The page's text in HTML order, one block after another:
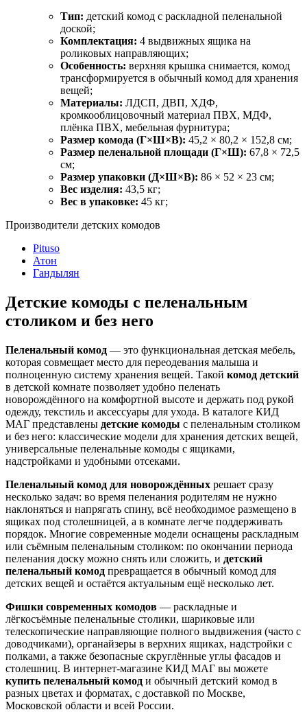
Тип: детский комод с раскладной пеленальной
доской;
Комплектация: 4 выдвижных ящика на
роликовых направляющих;
Особенность: верхняя крышка снимается, комод
трансформируется в обычный комод для хранения
вещей;
Материалы: ЛДСП, ДВП, ХДФ,
кромкооблицовочный материал ПВХ, МДФ,
плёнка ПВХ, мебельная фурнитура;
Размер комода (Г×Ш×В): 45,2 × 80,2 × 152,8 см;
Размер пеленальной площади (Г×Ш): 67,8 × 72,5
см;
Размер упаковки (Д×Ш×В): 86 × 52 × 23 см;
Вес изделия: 43,5 кг;
Вес в упаковке: 45 кг;
Производители детских комодов
Pituso
Атон
Гандылян
Детские комоды с пеленальным
столиком и без него
Пеленальный комод — это функциональная детская мебель,
которая совмещает место для переодевания малыша и
полноценную систему хранения вещей. Такой комод детский
в детской комнате позволяет удобно пеленать
новорождённого на комфортной высоте и держать под рукой
одежду, текстиль и аксессуары для ухода. В каталоге КИД
МАГ представлены детские комоды с пеленальным столиком
и без него: классические модели для хранения детских вещей,
универсальные пеленальные комоды с ящиками,
надстройками и удобными отсеками.
Пеленальный комод для новорождённых решает сразу
несколько задач: во время пеленания родителям не нужно
наклоняться и напрягать спину, всё необходимое размещено в
ящиках под столешницей, а в комнате легче поддерживать
порядок. Многие современные модели оснащены раскладным
или съёмным пеленальным столиком: по окончании периода
пеленания доску можно снять или сложить, и детский
пеленальный комод превращается в обычный комод для
детских вещей и остаётся актуальным ещё несколько лет.
Фишки современных комодов — раскладные и
лёгкосъёмные пеленальные столики, шариковые или
телескопические направляющие полного выдвижения (часто с
доводчиками), органайзеры в верхних ящиках, надстройки с
полками, а также безопасные скруглённые углы фасадов и
столешниц. В интернет‑магазине КИД МАГ вы можете
купить пеленальный комод и обычный детский комод в
разных цветах и форматах, с доставкой по Москве,
Московской области и всей России.